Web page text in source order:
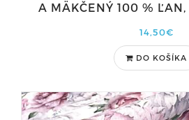
A MÄKČENÝ 100 % ĽAN,
14,50€
DO KOŠÍKA